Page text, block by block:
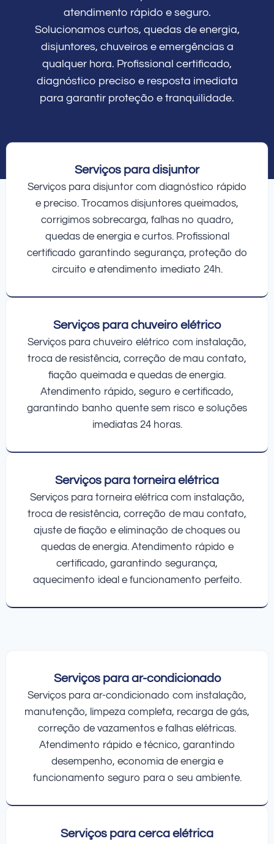
atendimento rápido e seguro.
Solucionamos curtos, quedas de energia,
disjuntores, chuveiros e emergências a
qualquer hora. Profissional certificado,
diagnóstico preciso e resposta imediata
para garantir proteção e tranquilidade.
Serviços para disjuntor
Serviços para disjuntor com diagnóstico rápido
e preciso. Trocamos disjuntores queimados,
corrigimos sobrecarga, falhas no quadro,
quedas de energia e curtos. Profissional
certificado garantindo segurança, proteção do
circuito e atendimento imediato 24h.
Serviços para chuveiro elétrico
Serviços para chuveiro elétrico com instalação,
troca de resistência, correção de mau contato,
fiação queimada e quedas de energia.
Atendimento rápido, seguro e certificado,
garantindo banho quente sem risco e soluções
imediatas 24 horas.
Serviços para torneira elétrica
Serviços para torneira elétrica com instalação,
troca de resistência, correção de mau contato,
ajuste de fiação e eliminação de choques ou
quedas de energia. Atendimento rápido e
certificado, garantindo segurança,
aquecimento ideal e funcionamento perfeito.
Serviços para ar-condicionado
Serviços para ar-condicionado com instalação,
manutenção, limpeza completa, recarga de gás,
correção de vazamentos e falhas elétricas.
Atendimento rápido e técnico, garantindo
desempenho, economia de energia e
funcionamento seguro para o seu ambiente.
Serviços para cerca elétrica